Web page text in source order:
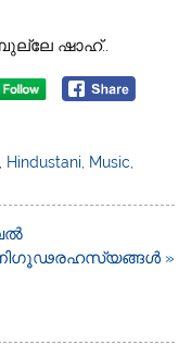
ഷാഹ്..
Hindustani Music
നിഗൂഢരഹസ്യങ്ങൾ »